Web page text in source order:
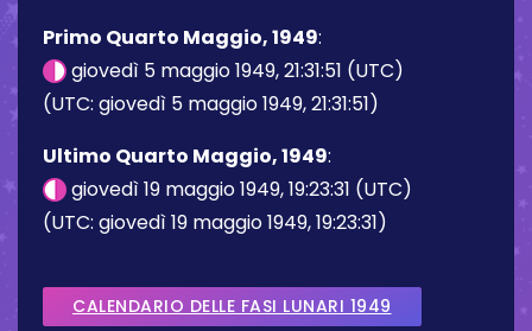
Primo Quarto Maggio, 1949:
giovedì 5 maggio 1949, 21:31:51 (UTC)
(UTC: giovedì 5 maggio 1949, 21:31:51)
Ultimo Quarto Maggio, 1949:
giovedì 19 maggio 1949, 19:23:31 (UTC)
(UTC: giovedì 19 maggio 1949, 19:23:31)
CALENDARIO DELLE FASI LUNARI 1949